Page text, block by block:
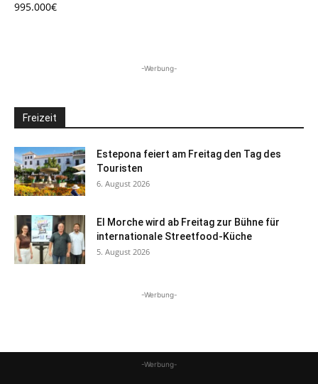
995.000€
-Werbung-
Freizeit
Estepona feiert am Freitag den Tag des
Touristen
6. August 2026
El Morche wird ab Freitag zur Bühne für
internationale Streetfood-Küche
5. August 2026
-Werbung-
-Werbung-